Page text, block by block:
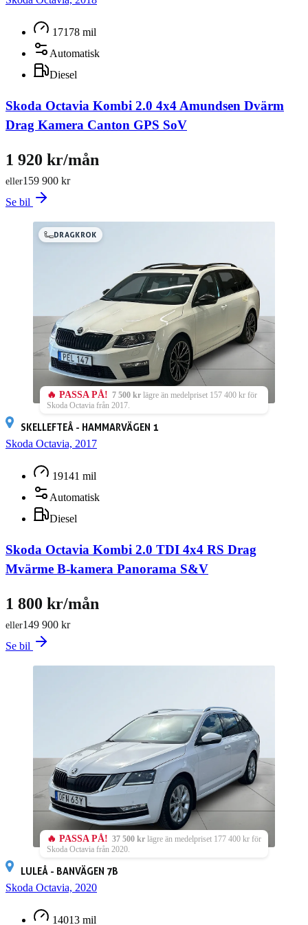
17178 mil
Automatisk
Diesel
Skoda Octavia Kombi 2.0 4x4 Amundsen Dvärm
Drag Kamera Canton GPS SoV
159 900 kr
eller
1 920 kr/mån
Se bil
DRAGKROK
🔥 PASSA PÅ! 7 500 kr lägre än medelpriset 157 400 kr för
Skoda Octavia från 2017.
SKELLEFTEÅ - HAMMARVÄGEN 1
Skoda Octavia, 2017
19141 mil
Automatisk
Diesel
Skoda Octavia Kombi 2.0 TDI 4x4 RS Drag
Mvärme B-kamera Panorama S&V
149 900 kr
eller
1 800 kr/mån
Se bil
🔥 PASSA PÅ! 37 500 kr lägre än medelpriset 177 400 kr för
Skoda Octavia från 2020.
LULEÅ - BANVÄGEN 7B
Skoda Octavia, 2020
14013 mil